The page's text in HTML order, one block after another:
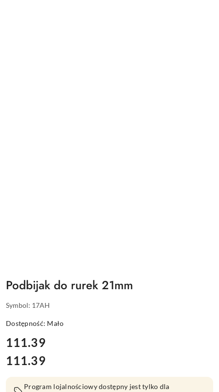
Podbijak do rurek 21mm
Symbol: 17AH
Dostępność: Mało
cena:
111.39
Cena:
111.39
Program lojalnościowy dostępny jest tylko dla